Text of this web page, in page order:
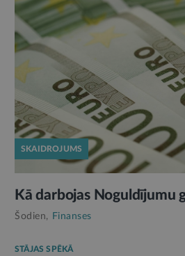
SKAIDROJUMS
Kā darbojas Noguldījumu
Šodien, Finanses
STĀJAS SPĒKĀ